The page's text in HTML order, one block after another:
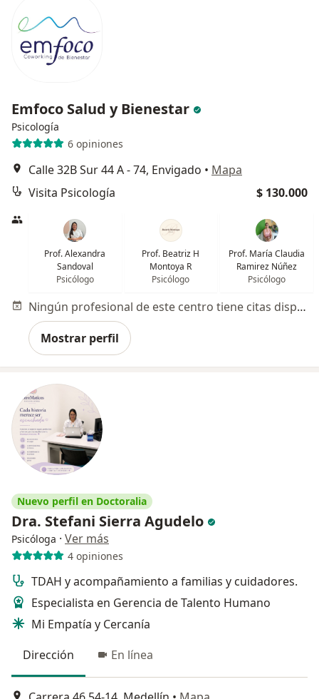
Emfoco Salud y Bienestar
Psicología
6 opiniones
Calle 32B Sur 44 A - 74, Envigado • Mapa
Visita Psicología
$ 130.000
Prof. Alexandra
Sandoval
Psicólogo
Prof. Beatriz H
Montoya R
Psicólogo
Prof. María Claudia
Ramirez Núñez
Psicólogo
Ningún profesional de este centro tiene citas disponibles
Mostrar perfil
Nuevo perfil en Doctoralia
Dra. Stefani Sierra Agudelo
Psicóloga · Ver más
4 opiniones
TDAH y acompañamiento a familias y cuidadores.
Especialista en Gerencia de Talento Humano
Mi Empatía y Cercanía
Dirección
En línea